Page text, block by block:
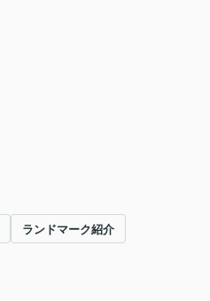
ランドマーク紹介